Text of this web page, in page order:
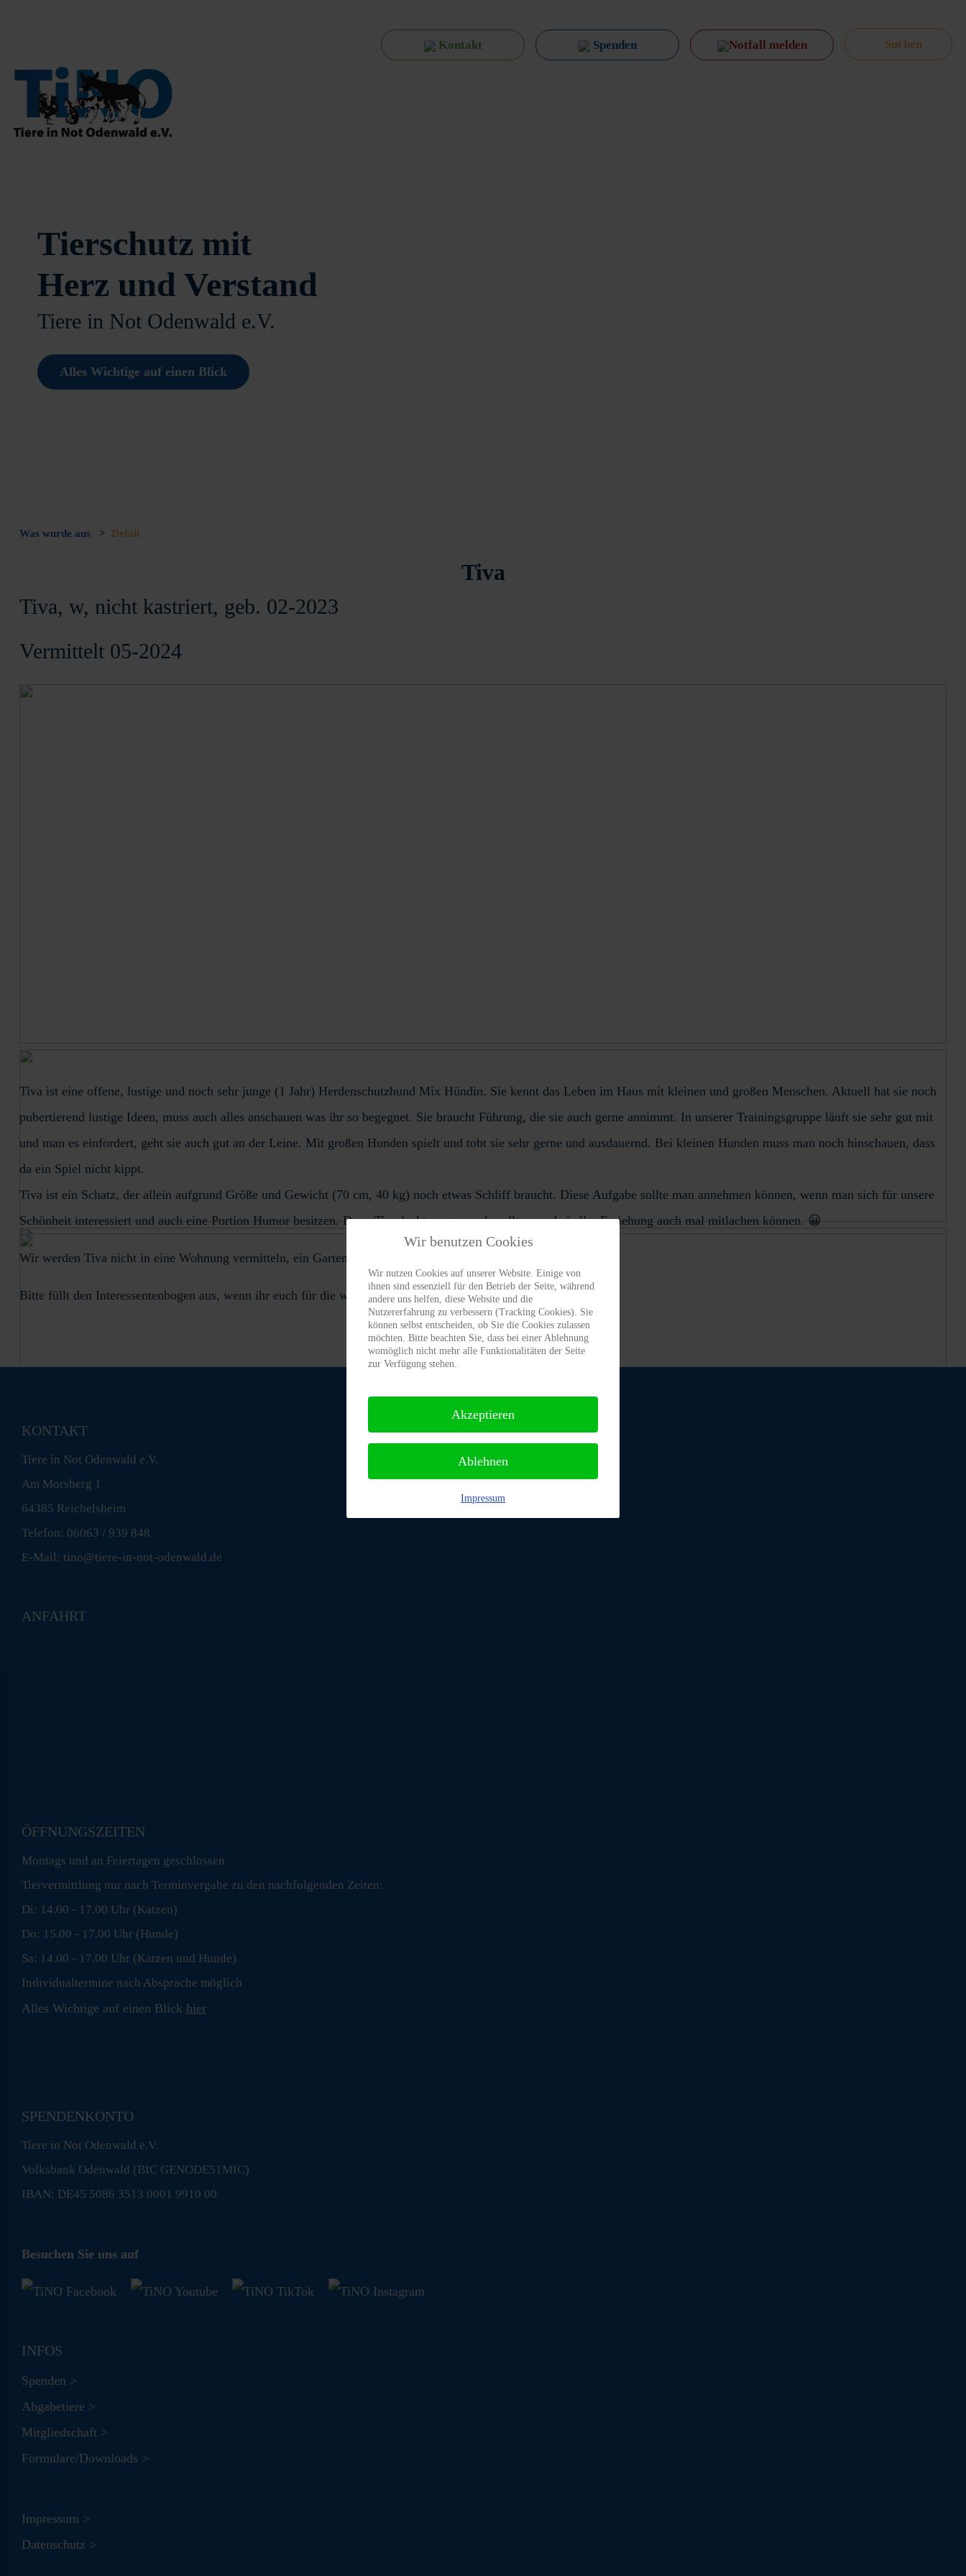
Kontakt Spenden Notfall melden
Tierschutz mit
Herz und Verstand
Tiere in Not Odenwald e.V.
Alles Wichtige auf einen Blick
Was wurde aus > Detail
Tiva
Tiva, w, nicht kastriert, geb. 02-2023
Vermittelt 05-2024
Tiva ist eine offene, lustige und noch sehr junge (1 Jahr) Herdenschutzhund Mix Hündin. Sie kennt das Leben im Haus mit kleinen und großen Menschen. Aktuell hat sie noch
pubertierend lustige Ideen, muss auch alles anschauen was ihr so begegnet. Sie braucht Führung, die sie auch gerne annimmt. In unserer Trainingsgruppe läuft sie sehr gut mit
und man es einfordert, geht sie auch gut an der Leine. Mit großen Hunden spielt und tobt sie sehr gerne und ausdauernd. Bei kleinen Hunden muss man noch hinschauen, dass
da ein Spiel nicht kippt.
Tiva ist ein Schatz, der allein aufgrund Größe und Gewicht (70 cm, 40 kg) noch etwas Schliff braucht. Diese Aufgabe sollte man annehmen können, wenn man sich für unsere
Schönheit interessiert und auch eine Portion Humor besitzen. Denn Tiva lacht so gerne, da sollte man bei aller Erziehung auch mal mitlachen können. 😀
Wir werden Tiva nicht in eine Wohnung vermitteln, ein Garten ist Bedingung.
Bitte füllt den Interessentenbogen aus, wenn ihr euch für die witzige Tiva interessiert und mailt ihn uns zu.
KONTAKT
Tiere in Not Odenwald e.V.
Am Morsberg 1
64385 Reichelsheim
Telefon: 06063 / 939 848
E-Mail: tino@tiere-in-not-odenwald.de
ANFAHRT
ÖFFNUNGSZEITEN
Montags und an Feiertagen geschlossen
Tiervermittlung nur nach Terminvergabe zu den nachfolgenden Zeiten:
Di: 14.00 - 17.00 Uhr (Katzen)
Do: 15.00 - 17.00 Uhr (Hunde)
Sa: 14.00 - 17.00 Uhr (Katzen und Hunde)
Individualtermine nach Absprache möglich
Alles Wichtige auf einen Blick hier
SPENDENKONTO
Tiere in Not Odenwald e.V.
Volksbank Odenwald (BIC GENODE51MIC)
IBAN: DE45 5086 3513 0001 9910 00
Besuchen Sie uns auf
INFOS
Spenden >
Abgabetiere >
Mitgliedschaft >
Formulare/Downloads >
Impressum >
Datenschutz >
Wir benutzen Cookies
Wir nutzen Cookies auf unserer Website. Einige von
ihnen sind essenziell für den Betrieb der Seite, während
andere uns helfen, diese Website und die
Nutzererfahrung zu verbessern (Tracking Cookies). Sie
können selbst entscheiden, ob Sie die Cookies zulassen
möchten. Bitte beachten Sie, dass bei einer Ablehnung
womöglich nicht mehr alle Funktionalitäten der Seite
zur Verfügung stehen.
Akzeptieren
Ablehnen
Impressum